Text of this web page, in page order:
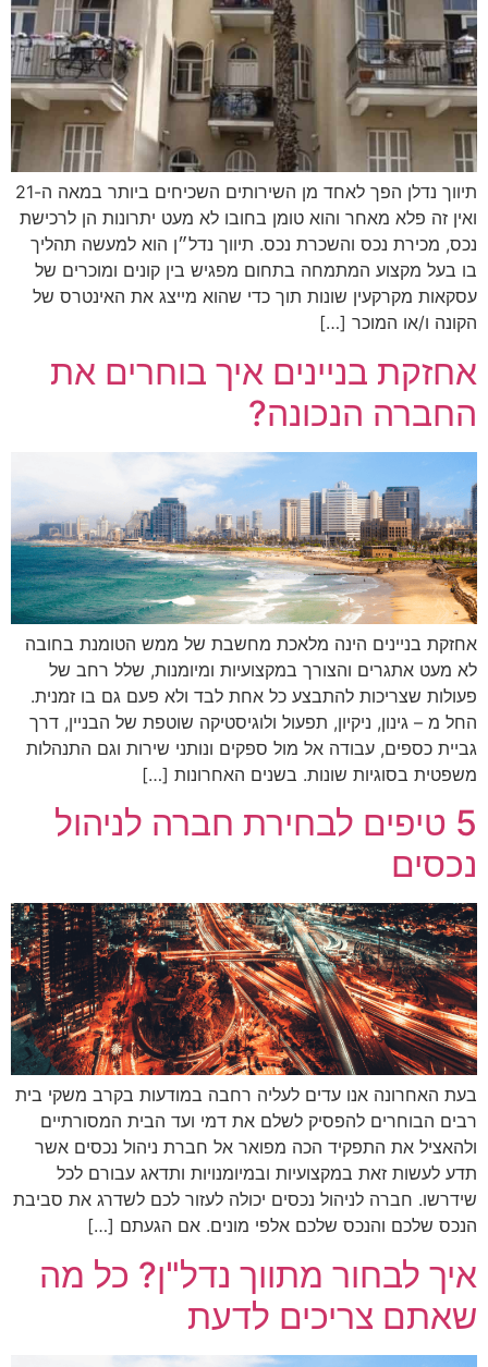
תיווך נדלן הפך לאחד מן השירותים השכיחים ביותר במאה ה-21
ואין זה פלא מאחר והוא טומן בחובו לא מעט יתרונות הן לרכישת
נכס, מכירת נכס והשכרת נכס. תיווך נדל״ן הוא למעשה תהליך
בו בעל מקצוע המתמחה בתחום מפגיש בין קונים ומוכרים של
עסקאות מקרקעין שונות תוך כדי שהוא מייצג את האינטרס של
הקונה ו/או המוכר […]
אחזקת בניינים איך בוחרים את
החברה הנכונה?
אחזקת בניינים הינה מלאכת מחשבת של ממש הטומנת בחובה
לא מעט אתגרים והצורך במקצועיות ומיומנות, שלל רחב של
פעולות שצריכות להתבצע כל אחת לבד ולא פעם גם בו זמנית.
החל מ – גינון, ניקיון, תפעול ולוגיסטיקה שוטפת של הבניין, דרך
גביית כספים, עבודה אל מול ספקים ונותני שירות וגם התנהלות
משפטית בסוגיות שונות. בשנים האחרונות […]
5 טיפים לבחירת חברה לניהול
נכסים
בעת האחרונה אנו עדים לעליה רחבה במודעות בקרב משקי בית
רבים הבוחרים להפסיק לשלם את דמי ועד הבית המסורתיים
ולהאציל את התפקיד הכה מפואר אל חברת ניהול נכסים אשר
תדע לעשות זאת במקצועיות ובמיומנויות ותדאג עבורם לכל
שידרשו. חברה לניהול נכסים יכולה לעזור לכם לשדרג את סביבת
הנכס שלכם והנכס שלכם אלפי מונים. אם הגעתם […]
איך לבחור מתווך נדל"ן? כל מה
שאתם צריכים לדעת